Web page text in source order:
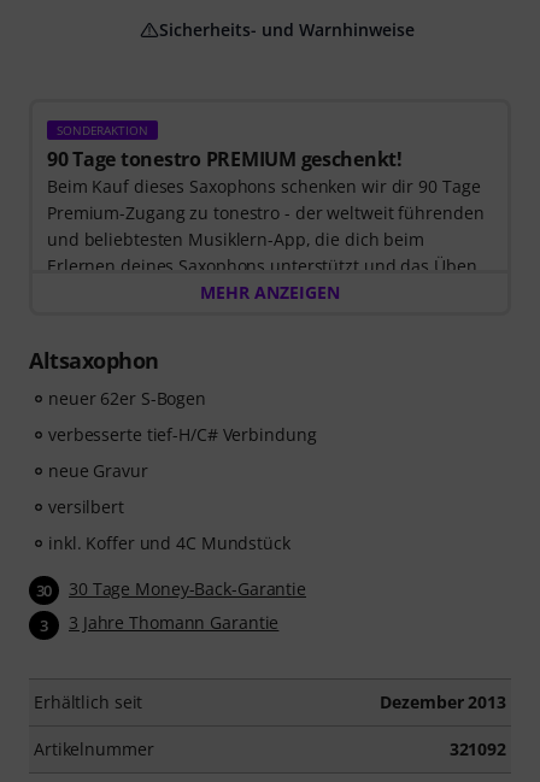
SONDERAKTION
90 Tage tonestro PREMIUM geschenkt!
Beim Kauf dieses Saxophons schenken wir dir 90 Tage
Premium-Zugang zu tonestro - der weltweit führenden
und beliebtesten Musiklern-App, die dich beim
Erlernen deines Saxophons unterstützt und das Üben
zum Vergnügen wird. Entdecke die Welt der Musik mit
270 zielgerichteten Übungen
Das interaktive Live-Feedback von tonestro hört dir
beim Spielen zu, analysiert jeden gespielten Ton und
gibt dir unmittelbar Rückmeldung zur Tonhöhe und
Rhythmus. Ergreife jetzt die Chance, deine
Saxophonfähigkeiten flexibel, effektiv und mit Freude
zu entwickeln – zu jeder Zeit, an jedem Ort. Keine
automatische Verlängerung!
MEHR ANZEIGEN
Altsaxophon
neuer 62er S-Bogen
verbesserte tief-H/C# Verbindung
neue Gravur
versilbert
inkl. Koffer und 4C Mundstück
30 30 Tage Money-Back-Garantie
3 3 Jahre Thomann Garantie
Erhältlich seit Dezember 2013
Artikelnummer 321092
Sicherheits- und Warnhinweise